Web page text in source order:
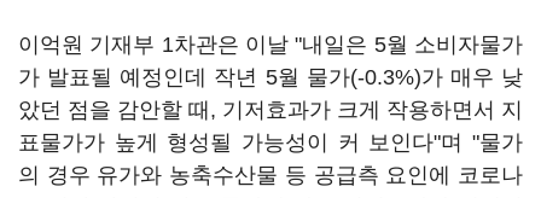
이억원 기재부 1차관은 이날 "내일은 5월 소비자물가
가 발표될 예정인데 작년 5월 물가(-0.3%)가 매우 낮
았던 점을 감안할 때, 기저효과가 크게 작용하면서 지
표물가가 높게 형성될 가능성이 커 보인다"며 "물가
의 경우 유가와 농축수산물 등 공급측 요인에 코로나